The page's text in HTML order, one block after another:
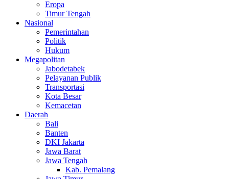
Eropa
Timur Tengah
Nasional
Pemerintahan
Politik
Hukum
Megapolitan
Jabodetabek
Pelayanan Publik
Transportasi
Kota Besar
Kemacetan
Daerah
Bali
Banten
DKI Jakarta
Jawa Barat
Jawa Tengah
Kab. Pemalang